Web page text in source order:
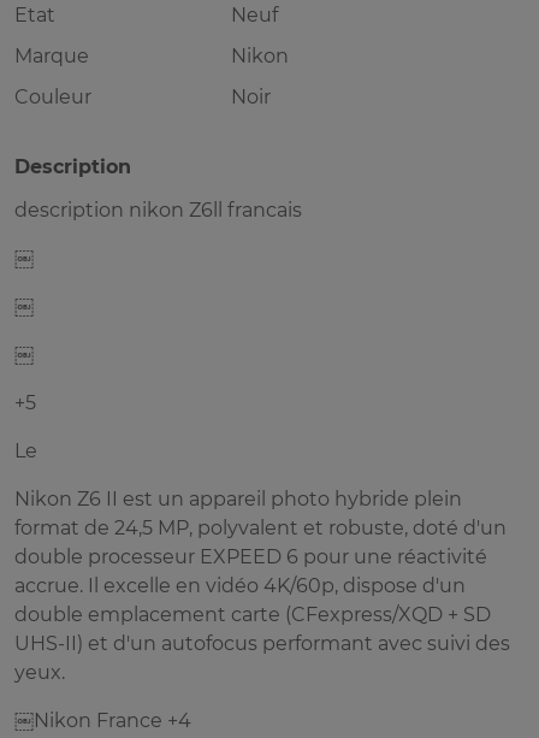
Etat
Neuf
Marque
Nikon
Couleur
Noir
Description
description nikon Z6ll francais
￼
￼
￼
+5
Le
Nikon Z6 II est un appareil photo hybride plein
format de 24,5 MP, polyvalent et robuste, doté d'un
double processeur EXPEED 6 pour une réactivité
accrue. Il excelle en vidéo 4K/60p, dispose d'un
double emplacement carte (CFexpress/XQD + SD
UHS-II) et d'un autofocus performant avec suivi des
yeux.
￼Nikon France +4